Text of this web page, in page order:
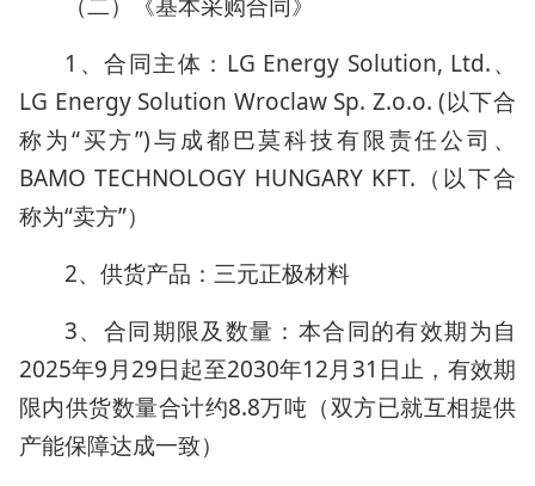
1、合同主体：LG Energy Solution, Ltd.、
LG Energy Solution Wroclaw Sp. Z.o.o. (以下合
称为“买方”)与成都巴莫科技有限责任公司、
BAMO TECHNOLOGY HUNGARY KFT.（以下合
称为“卖方”）
2、供货产品：三元正极材料
3、合同期限及数量：本合同的有效期为自
2025年9月29日起至2030年12月31日止，有效期
限内供货数量合计约8.8万吨（双方已就互相提供
产能保障达成一致）